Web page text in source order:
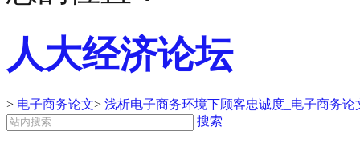
人大经济论坛
> 电子商务论文> 浅析电子商务环境下顾客忠诚度_电子商务论
搜索